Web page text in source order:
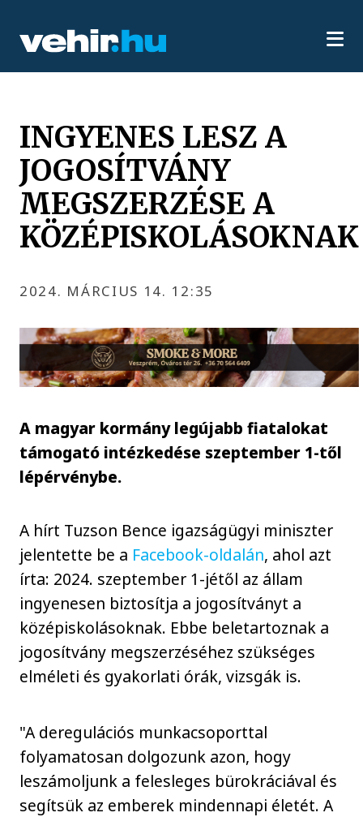
INGYENES LESZ A
JOGOSÍTVÁNY
MEGSZERZÉSE A
KÖZÉPISKOLÁSOKNAK
2024. MÁRCIUS 14. 12:35
A magyar kormány legújabb fiatalokat
támogató intézkedése szeptember 1-től
lépérvénybe.
A hírt Tuzson Bence igazságügyi miniszter
jelentette be a Facebook-oldalán, ahol azt
írta: 2024. szeptember 1-jétől az állam
ingyenesen biztosítja a jogosítványt a
középiskolásoknak. Ebbe beletartoznak a
jogosítvány megszerzéséhez szükséges
elméleti és gyakorlati órák, vizsgák is.
"A deregulációs munkacsoporttal
folyamatosan dolgozunk azon, hogy
leszámoljunk a felesleges bürokráciával és
segítsük az emberek mindennapi életét. A